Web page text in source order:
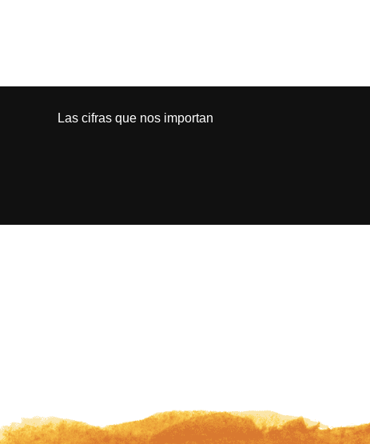
Las cifras que nos importan